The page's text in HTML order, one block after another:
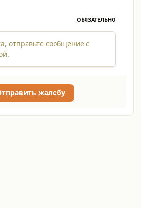
ОБЯЗАТЕЛЬНО
отправьте сообщение с
жалобу